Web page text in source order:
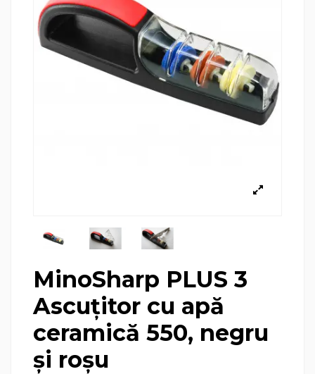
MinoSharp PLUS 3
Ascuțitor cu apă
ceramică 550, negru
și roșu